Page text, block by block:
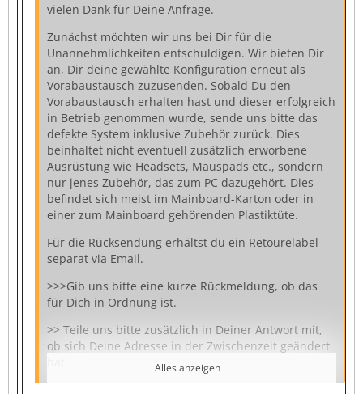
vielen Dank für Deine Anfrage.
Zunächst möchten wir uns bei Dir für die
Unannehmlichkeiten entschuldigen. Wir bieten Dir
an, Dir deine gewählte Konfiguration erneut als
Vorabaustausch zuzusenden. Sobald Du den
Vorabaustausch erhalten hast und dieser erfolgreich
in Betrieb genommen wurde, sende uns bitte das
defekte System inklusive Zubehör zurück. Dies
beinhaltet nicht eventuell zusätzlich erworbene
Ausrüstung wie Headsets, Mauspads etc., sondern
nur jenes Zubehör, das zum PC dazugehört. Dies
befindet sich meist im Mainboard-Karton oder in
einer zum Mainboard gehörenden Plastiktüte.
Für die Rücksendung erhältst du ein Retourelabel
separat via Email.
>>>Gib uns bitte eine kurze Rückmeldung, ob das
für Dich in Ordnung ist.
>> Teile uns bitte zusätzlich in Deiner Antwort mit,
ob sich Deine Adresse in der Zwischenzeit geändert
Alles anzeigen